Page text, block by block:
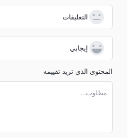
التعليقات
إيجابي
المحتوى الذي تريد تقييمه
مطلوب...